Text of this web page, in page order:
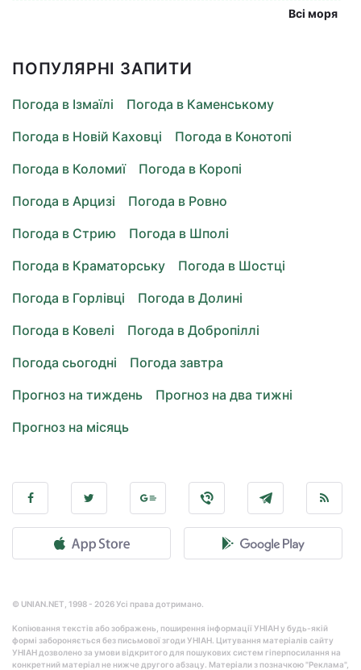
Всі моря
ПОПУЛЯРНІ ЗАПИТИ
Погода в Ізмаїлі
Погода в Каменському
Погода в Новій Каховці
Погода в Конотопі
Погода в Коломиї
Погода в Коропі
Погода в Арцизі
Погода в Ровно
Погода в Стрию
Погода в Шполі
Погода в Краматорську
Погода в Шостці
Погода в Горлівці
Погода в Долині
Погода в Ковелі
Погода в Добропіллі
Погода сьогодні
Погода завтра
Прогноз на тиждень
Прогноз на два тижні
Прогноз на місяць
© UNIAN.NET, 1998 - 2026 Усі права дотримано.
Копіювання текстів або зображень, поширення інформації УНІАН у будь-якій
формі забороняється без письмової згоди УНІАН. Цитування матеріалів сайту
УНІАН дозволено за умови відкритого для пошукових систем гіперпосилання на
конкретний матеріал не нижче другого абзацу. Матеріали з позначкою "Реклама",